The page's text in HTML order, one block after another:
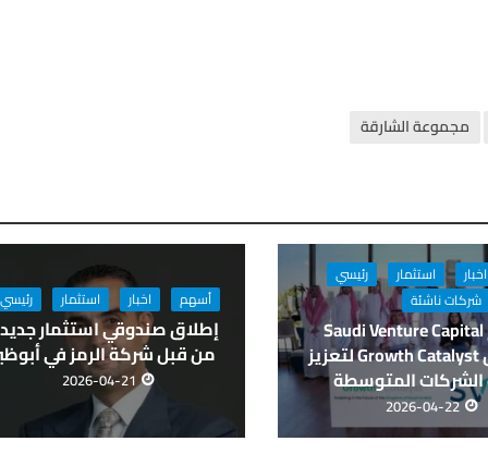
مجموعة الشارقة
اخبار استثمار
رئيسي
شركات ناشئة
تدعم Saudi Venture Capital
صندوق Growth Catalyst لتعزيز
الشركات المتوسطة
2026-04-22
أسهم اخبار استثمار رئيسي
إطلاق صندوقي استثمار
من قبل شركة الرمز في
2026-04-21